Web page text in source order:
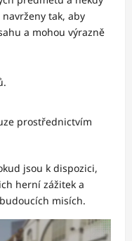
tak, aby
a mohou výrazně
prostřednictvím
jsou k dispozici,
herní zážitek a
misích.